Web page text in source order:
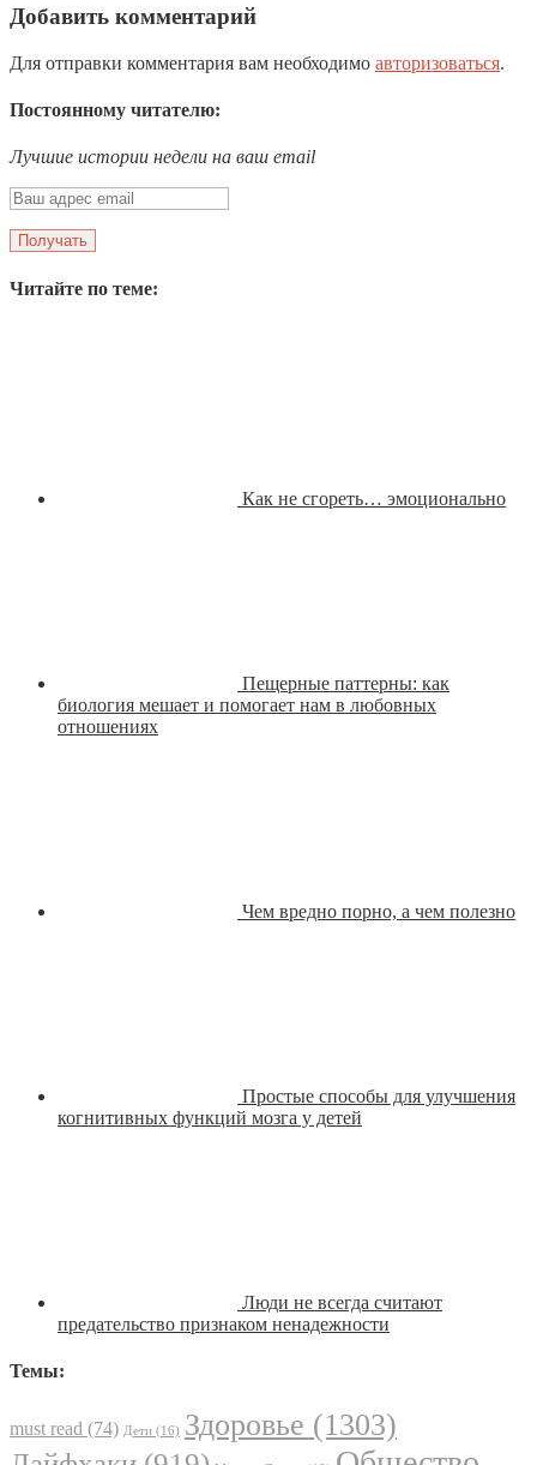
Добавить комментарий
Для отправки комментария вам необходимо авторизоваться.
Постоянному читателю:
Лучшие истории недели на ваш email
Читайте по теме:
Как не сгореть… эмоционально
Пещерные паттерны: как
биология мешает и помогает нам в любовных
отношениях
Чем вредно порно, а чем полезно
Простые способы для улучшения
когнитивных функций мозга у детей
Люди не всегда считают
предательство признаком ненадежности
Темы:
must read (74) Дети (16) Здоровье (1303)